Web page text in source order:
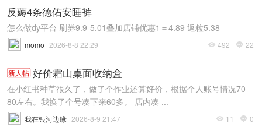
反薅4条德佑安睡裤
怎么做dy平台 刷券9.9-5.01叠加店铺优惠1＝4.89 返粒5.38
 492  22
momo 2026-8-8 22:29
新人帖 好价霜山桌面收纳盒
在小红书种草很久了，做了个作业还算好价，根据个人账号情况70-
80左右。我换了个号凑下来60多。 店内凑 ...
 11  0
我在银河边缘 2026-8-9 21:47